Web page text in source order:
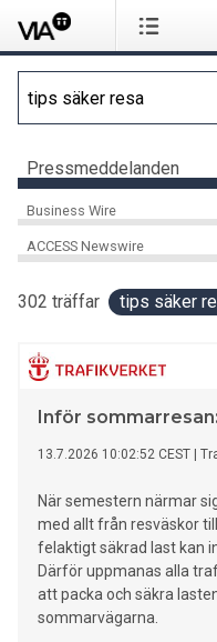
Pressmeddelanden
Business Wire
ACCESS Newswire
302 träffar tips säker
Inför
13.7.2026 10:02:52 CEST
När semestern närmar
med allt från resväskor
felaktigt säkrad last kan
Därför uppmanas alla
att packa och säkra
sommarvägarna.